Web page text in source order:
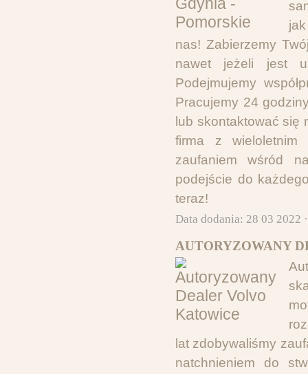
nas! Zabierzemy
nawet jeżeli jest
Podejmujemy
Pracujemy 24
lub skontaktować się
firma z wieloletnim
zaufaniem wśród
podejście do
teraz!
Data dodania: 28 03 2022
AUTORYZOWANY
lat zdobywaliśmy
natchnieniem do